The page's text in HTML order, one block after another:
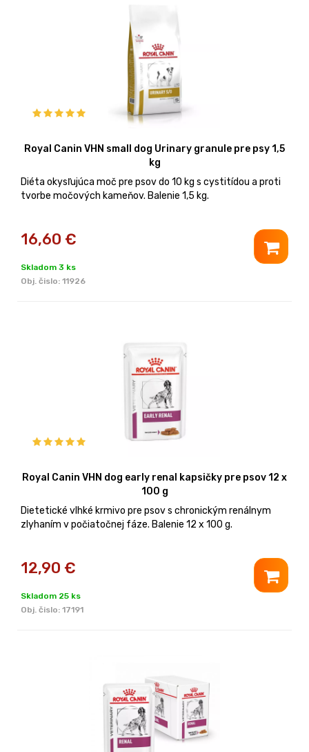
Royal Canin VHN small dog Urinary granule pre psy 1,5
kg
Diéta okysľujúca moč pre psov do 10 kg s cystitídou a proti
tvorbe močových kameňov. Balenie 1,5 kg.
16,60 €
Skladom 3 ks
Obj. čislo: 11926
Royal Canin VHN dog early renal kapsičky pre psov 12 x
100 g
Dietetické vlhké krmivo pre psov s chronickým renálnym
zlyhaním v počiatočnej fáze. Balenie 12 x 100 g.
12,90 €
Skladom 25 ks
Obj. čislo: 17191